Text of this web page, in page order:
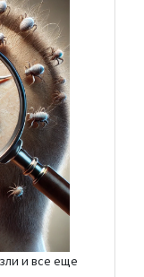
съев
всего эти
сырых
продуктах, а
могут включать:
и все еще